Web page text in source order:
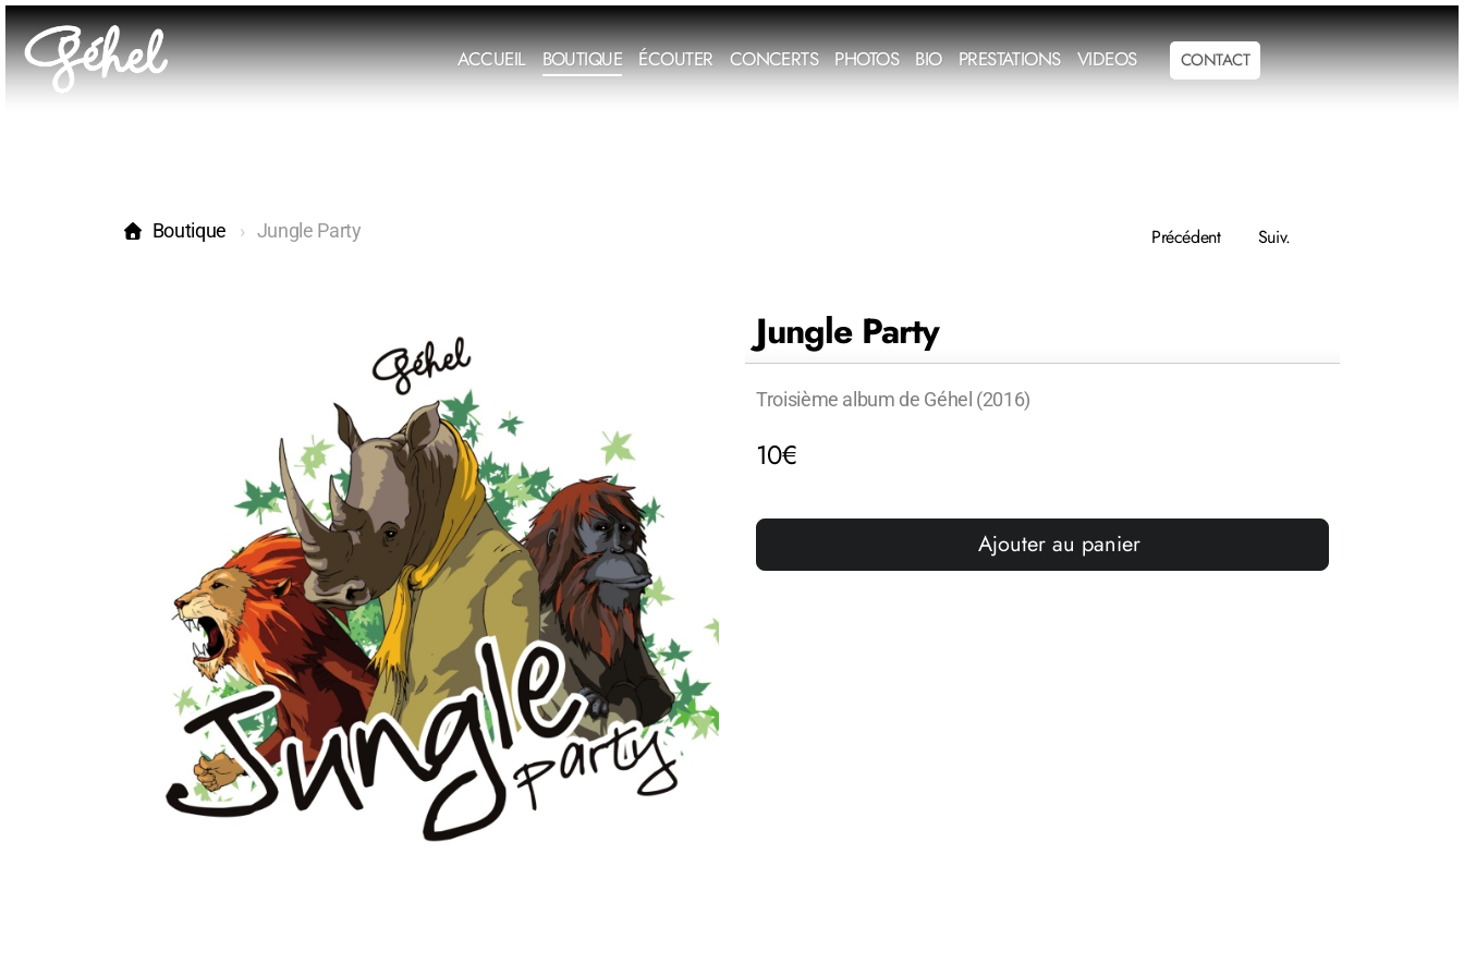
ACCUEIL BOUTIQUE ÉCOUTER CONCERTS PHOTOS BIO PRESTATIONS VIDEOS CONTACT
Précédent Suiv.
Boutique Jungle Party
Jungle Party
Troisième album de Géhel (2016)
10€
Ajouter au panier